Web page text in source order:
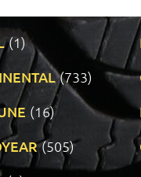
(1)
(733)
(16)
(505)